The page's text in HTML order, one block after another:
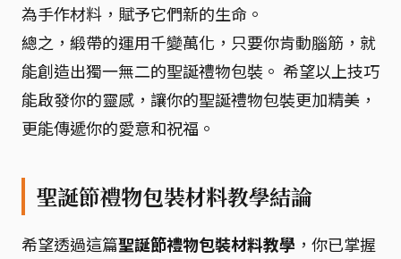
為手作材料，賦予它們新的生命。
總之，緞帶的運用千變萬化，只要你肯動腦筋，就
能創造出獨一無二的聖誕禮物包裝。 希望以上技巧
能啟發你的靈感，讓你的聖誕禮物包裝更加精美，
更能傳遞你的愛意和祝福。
聖誕節禮物包裝材料教學結論
希望透過這篇聖誕節禮物包裝材料教學 ，你已掌握